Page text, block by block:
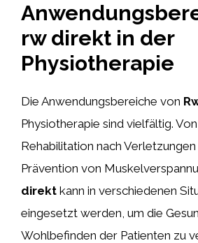
rw direkt in der
Physiotherapie
Die Anwendungsbereiche von
Physiotherapie sind vielfältig.
Rehabilitation nach Verletzungen
Prävention von
direkt kann in verschiedenen
eingesetzt werden, um die
Wohlbefinden der Patienten zu